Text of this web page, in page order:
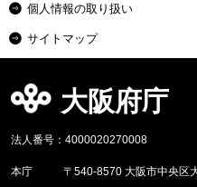
個人情報の取り扱い
サイトマップ
大阪府庁
法人番号：4000020270008
本庁
〒540-8570 大阪市中央区